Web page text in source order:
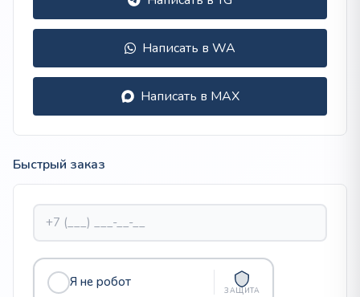
Написать в WA
Написать в MAX
Быстрый заказ
Я не робот
ЗАЩИТА